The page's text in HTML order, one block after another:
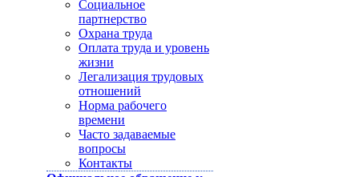
Социальное
партнерство
Охрана труда
Оплата труда и уровень
жизни
Легализация трудовых
отношений
Норма рабочего
времени
Часто задаваемые
вопросы
Контакты